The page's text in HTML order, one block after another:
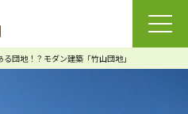
る団地！？モダン建築「竹山団地」